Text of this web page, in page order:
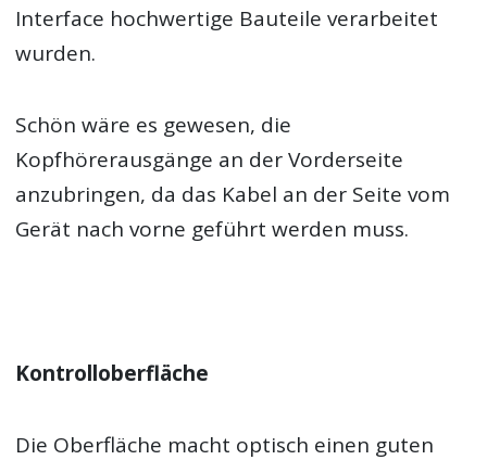
Interface hochwertige Bauteile verarbeitet
wurden.
Schön wäre es gewesen, die
Kopfhörerausgänge an der Vorderseite
anzubringen, da das Kabel an der Seite vom
Gerät nach vorne geführt werden muss.
Kontrolloberfläche
Die Oberfläche macht optisch einen guten